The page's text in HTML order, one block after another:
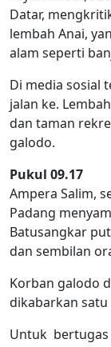
Datar,
lembah Anai,
alam seperti
Di media sosial
jalan ke.
dan taman
galodo.
Pukul 09.17
Ampera Salim,
Padang
Batusangkar
dan sembilan
Korban galodo
dikabarkan
Untuk